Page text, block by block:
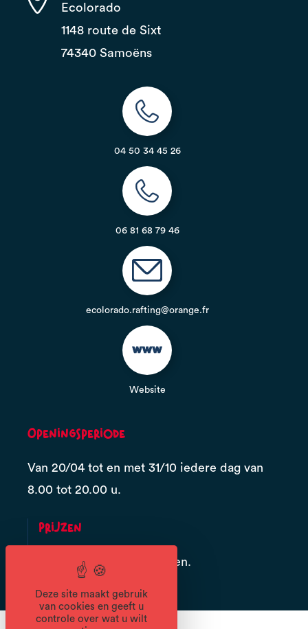
Ecolorado
1148 route de Sixt
74340 Samoëns
04 50 34 45 26
06 81 68 79 46
ecolorado.rafting@orange.fr
Website
Openingsperiode
Van 20/04 tot en met 31/10 iedere dag van
8.00 tot 20.00 u.
Prijzen
Tarieven niet doorgegeven.
Deze site maakt gebruik
van cookies en geeft u
controle over wat u wilt